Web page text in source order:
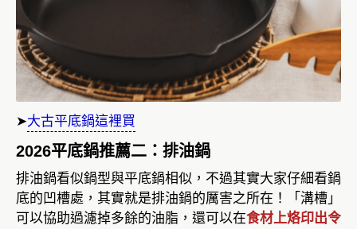
➤大古平底鍋這裡買
2026平底鍋推薦二：排油鍋
排油鍋看似鍋型與平底鍋相似，不過其實大家仔細看鍋
底的凹槽處，其實就是排油鍋的厲害之所在！「溝槽」
可以協助過濾掉多餘的油脂，還可以在食材上烙印出令